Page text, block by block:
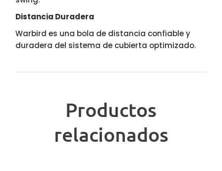
Distancia Duradera
Warbird es una bola de distancia confiable y
duradera del sistema de cubierta optimizado.
Productos
relacionados